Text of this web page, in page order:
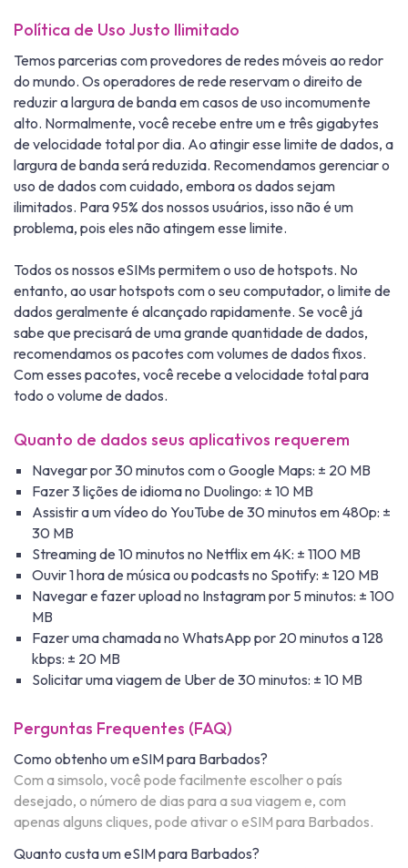
Política de Uso Justo Ilimitado
Temos parcerias com provedores de redes móveis ao redor
do mundo. Os operadores de rede reservam o direito de
reduzir a largura de banda em casos de uso incomumente
alto. Normalmente, você recebe entre um e três gigabytes
de velocidade total por dia. Ao atingir esse limite de dados, a
largura de banda será reduzida. Recomendamos gerenciar o
uso de dados com cuidado, embora os dados sejam
ilimitados. Para 95% dos nossos usuários, isso não é um
problema, pois eles não atingem esse limite.
Todos os nossos eSIMs permitem o uso de hotspots. No
entanto, ao usar hotspots com o seu computador, o limite de
dados geralmente é alcançado rapidamente. Se você já
sabe que precisará de uma grande quantidade de dados,
recomendamos os pacotes com volumes de dados fixos.
Com esses pacotes, você recebe a velocidade total para
todo o volume de dados.
Quanto de dados seus aplicativos requerem
Navegar por 30 minutos com o Google Maps: ± 20 MB
Fazer 3 lições de idioma no Duolingo: ± 10 MB
Assistir a um vídeo do YouTube de 30 minutos em 480p: ±
30 MB
Streaming de 10 minutos no Netflix em 4K: ± 1100 MB
Ouvir 1 hora de música ou podcasts no Spotify: ± 120 MB
Navegar e fazer upload no Instagram por 5 minutos: ± 100
MB
Fazer uma chamada no WhatsApp por 20 minutos a 128
kbps: ± 20 MB
Solicitar uma viagem de Uber de 30 minutos: ± 10 MB
Perguntas Frequentes (FAQ)
Como obtenho um eSIM para Barbados?
Com a simsolo, você pode facilmente escolher o país
desejado, o número de dias para a sua viagem e, com
apenas alguns cliques, pode ativar o eSIM para Barbados.
Quanto custa um eSIM para Barbados?